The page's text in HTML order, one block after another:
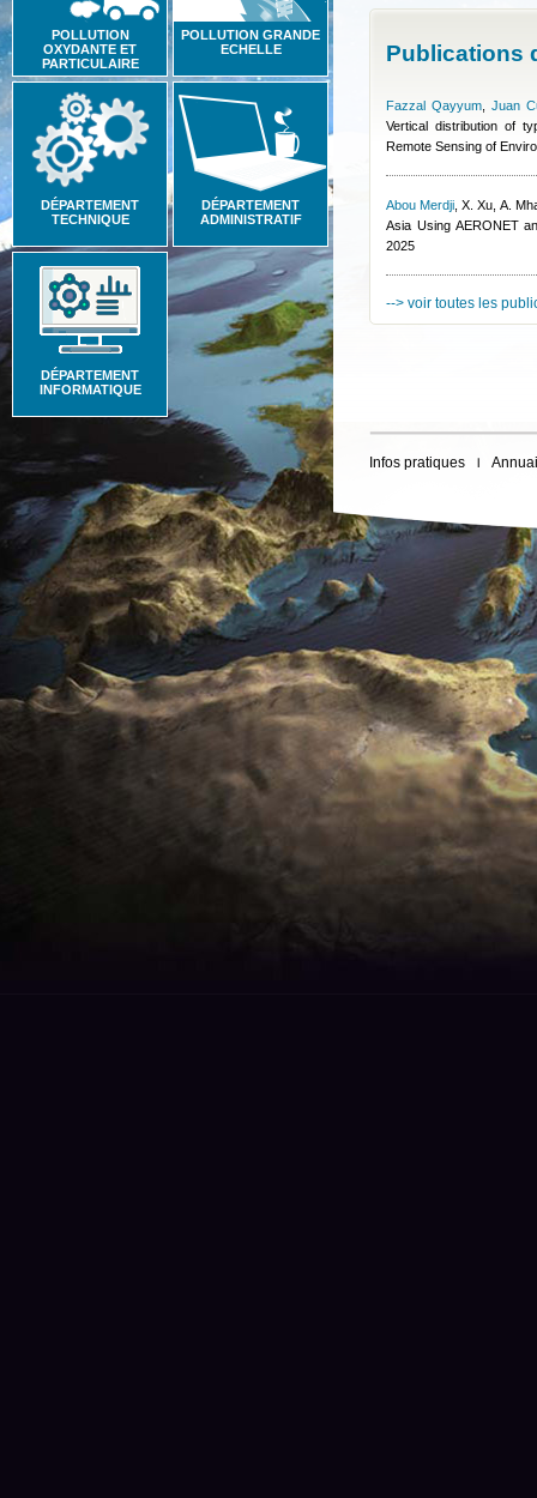
POLLUTION
OXYDANTE ET
PARTICULAIRE
POLLUTION GRANDE
ECHELLE
DÉPARTEMENT
TECHNIQUE
DÉPARTEMENT
ADMINISTRATIF
DÉPARTEMENT
INFORMATIQUE
Publications
Fazzal Qayyum, Juan
Vertical distribution of
Remote Sensing of
Abou Merdji ,X. Xu, A.
Asia Using AERONET
2025
--> voir toutes les
Infos pratiques